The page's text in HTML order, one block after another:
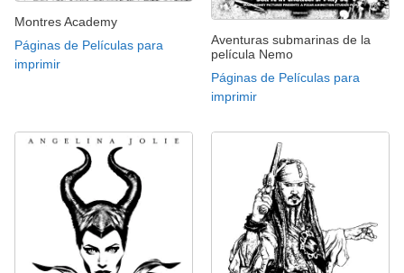
Montres Academy
Páginas de Películas para
imprimir
Aventuras submarinas de la
película Nemo
Páginas de Películas para
imprimir